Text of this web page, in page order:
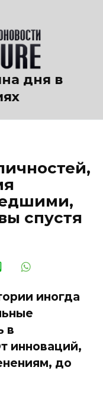
дня в
спустя
иногда
в
инноваций,
до